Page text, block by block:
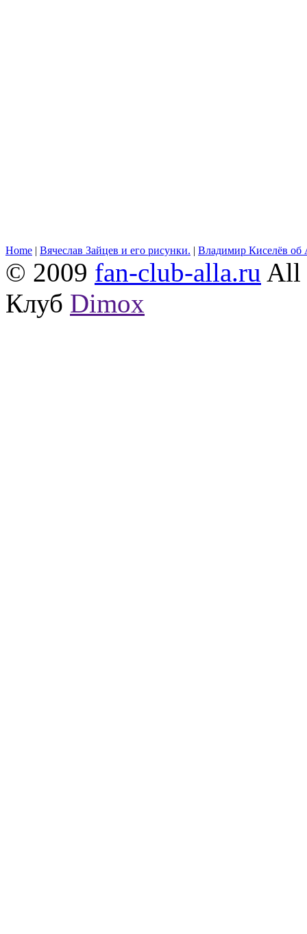
Home | Вячеслав Зайцев и его рисунки. | Владимир Киселёв об
© 2009 fan-club-alla.ru All
Клуб Dimox